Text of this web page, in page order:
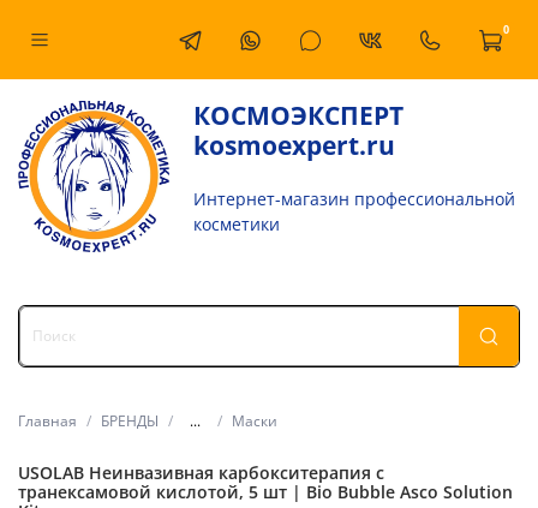
0
КОСМОЭКСПЕРТ
kosmoexpert.ru
Интернет-магазин профессиональной
косметики
Главная БРЕНДЫ ... Маски
USOLAB Неинвазивная карбокситерапия с
транексамовой кислотой, 5 шт | Bio Bubble Asco Solution